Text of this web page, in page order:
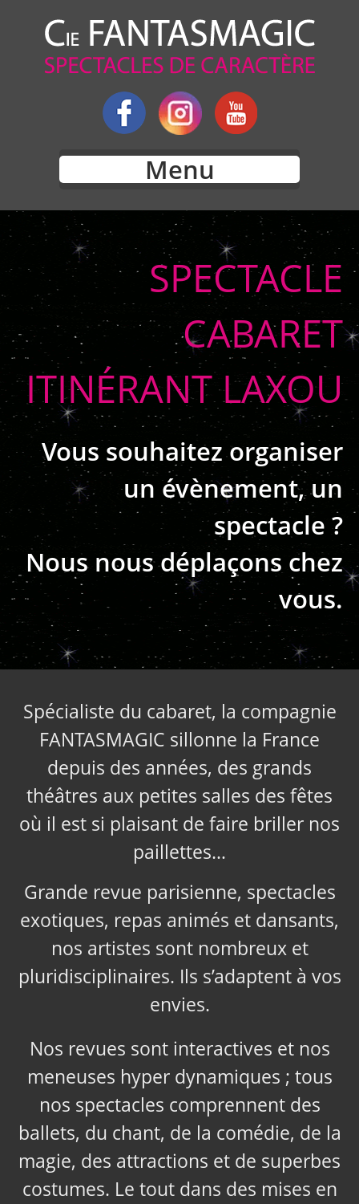
Menu
SPECTACLE
CABARET
ITINÉRANT LAXOU
Vous souhaitez organiser
un évènement, un
spectacle ?
Nous nous déplaçons chez
vous.
Spécialiste du cabaret, la compagnie
FANTASMAGIC sillonne la France
depuis des années, des grands
théâtres aux petites salles des fêtes
où il est si plaisant de faire briller nos
paillettes…
Grande revue parisienne, spectacles
exotiques, repas animés et dansants,
nos artistes sont nombreux et
pluridisciplinaires. Ils s’adaptent à vos
envies.
Nos revues sont interactives et nos
meneuses hyper dynamiques ; tous
nos spectacles comprennent des
ballets, du chant, de la comédie, de la
magie, des attractions et de superbes
costumes. Le tout dans des mises en